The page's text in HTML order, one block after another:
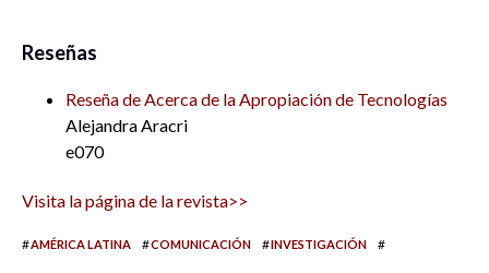
Reseñas
Reseña de Acerca de la Apropiación de Tecnologías
Alejandra Aracri
e070
Visita la página de la revista>>
#AMÉRICA LATINA #COMUNICACIÓN #INVESTIGACIÓN #